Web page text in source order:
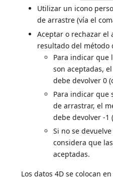
Utilizar un icono
de arrastre (vía el
Aceptar o rechazar
resultado del método
Para indicar que
son aceptadas,
debe devolver 0
Para indicar que
de arrastrar, el
debe devolver -1
Si no se
considera que
aceptadas.
Los datos 4D se colocan